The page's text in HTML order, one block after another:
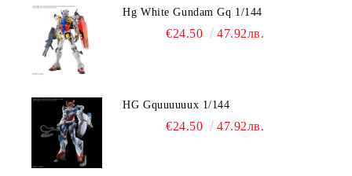
Hg White Gundam Gq 1/144
€24.50 47.92лв.
HG Gquuuuuux 1/144
€24.50 47.92лв.